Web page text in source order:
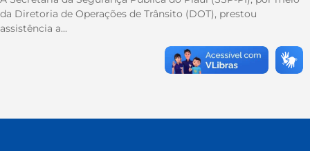
da Diretoria de Operações de Trânsito (DOT), prestou
assistência a...